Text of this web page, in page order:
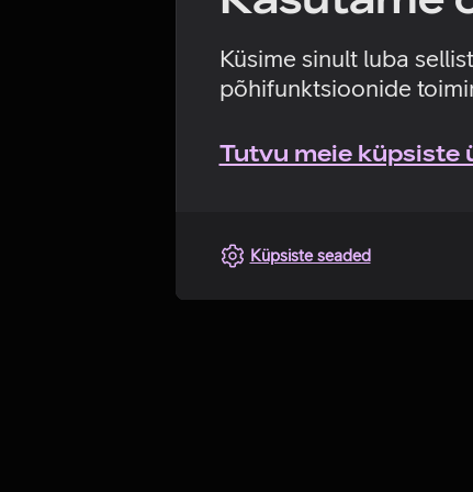
Küsime sinult luba
põhifunktsioonide
Tutvu meie küpsiste
Küpsiste seaded